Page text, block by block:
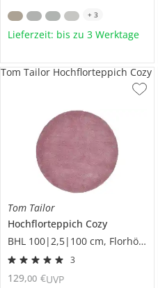
+ 3
Lieferzeit: bis zu 3 Werktage
Tom Tailor
Hochflorteppich Cozy
BHL 100|2,5|100 cm, Florhöhe 2 cm
3
129,00 €UVP
Tom Tailor Hochflorteppich Cozy